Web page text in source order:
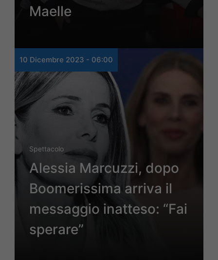
Maelle
10 Dicembre 2023 - 06:00
Spettacolo
Alessia Marcuzzi, dopo
Boomerissima arriva il
messaggio inatteso: “Fai
sperare”